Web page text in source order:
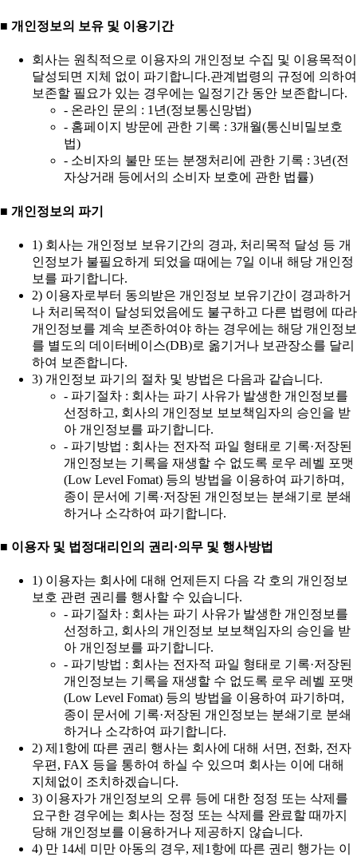
■ 개인정보의 보유 및 이용기간
회사는 원칙적으로 이용자의 개인정보 수집 및 이용목적이
달성되면 지체 없이 파기합니다.관계법령의 규정에 의하여
보존할 필요가 있는 경우에는 일정기간 동안 보존합니다.
- 온라인 문의 : 1년(정보통신망법)
- 홈페이지 방문에 관한 기록 : 3개월(통신비밀보호
법)
- 소비자의 불만 또는 분쟁처리에 관한 기록 : 3년(전
자상거래 등에서의 소비자 보호에 관한 법률)
■ 개인정보의 파기
1) 회사는 개인정보 보유기간의 경과, 처리목적 달성 등 개
인정보가 불필요하게 되었을 때에는 7일 이내 해당 개인정
보를 파기합니다.
2) 이용자로부터 동의받은 개인정보 보유기간이 경과하거
나 처리목적이 달성되었음에도 불구하고 다른 법령에 따라
개인정보를 계속 보존하여야 하는 경우에는 해당 개인정보
를 별도의 데이터베이스(DB)로 옮기거나 보관장소를 달리
하여 보존합니다.
3) 개인정보 파기의 절차 및 방법은 다음과 같습니다.
- 파기절차 : 회사는 파기 사유가 발생한 개인정보를
선정하고, 회사의 개인정보 보보책임자의 승인을 받
아 개인정보를 파기합니다.
- 파기방법 : 회사는 전자적 파일 형태로 기록·저장된
개인정보는 기록을 재생할 수 없도록 로우 레벨 포맷
(Low Level Fomat) 등의 방법을 이용하여 파기하며,
종이 문서에 기록·저장된 개인정보는 분쇄기로 분쇄
하거나 소각하여 파기합니다.
■ 이용자 및 법정대리인의 권리·의무 및 행사방법
1) 이용자는 회사에 대해 언제든지 다음 각 호의 개인정보
보호 관련 권리를 행사할 수 있습니다.
- 파기절차 : 회사는 파기 사유가 발생한 개인정보를
선정하고, 회사의 개인정보 보보책임자의 승인을 받
아 개인정보를 파기합니다.
- 파기방법 : 회사는 전자적 파일 형태로 기록·저장된
개인정보는 기록을 재생할 수 없도록 로우 레벨 포맷
(Low Level Fomat) 등의 방법을 이용하여 파기하며,
종이 문서에 기록·저장된 개인정보는 분쇄기로 분쇄
하거나 소각하여 파기합니다.
2) 제1항에 따른 권리 행사는 회사에 대해 서면, 전화, 전자
우편, FAX 등을 통하여 하실 수 있으며 회사는 이에 대해
지체없이 조치하겠습니다.
3) 이용자가 개인정보의 오류 등에 대한 정정 또는 삭제를
요구한 경우에는 회사는 정정 또는 삭제를 완료할 때까지
당해 개인정보를 이용하거나 제공하지 않습니다.
4) 만 14세 미만 아동의 경우, 제1항에 따른 권리 행가는 이